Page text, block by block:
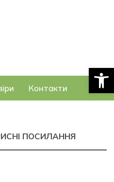
Контакти
ПОСИЛАННЯ